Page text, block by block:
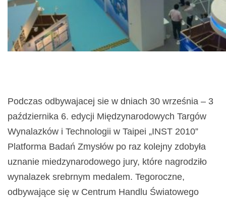
Podczas odbywajacej sie w dniach 30 września – 3
października 6. edycji Międzynarodowych Targów
Wynalazków i Technologii w Taipei „INST 2010”
Platforma Badań Zmysłów po raz kolejny zdobyła
uznanie miedzynarodowego jury, które nagrodziło
wynalazek srebrnym medalem. Tegoroczne,
odbywające się w Centrum Handlu Światowego